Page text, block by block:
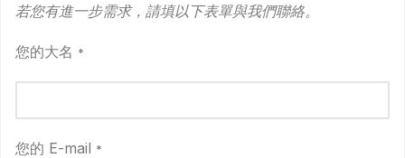
若您有進一步需求，請填以下表單與我們聯絡。
您的大名 *
您的 E-mail *